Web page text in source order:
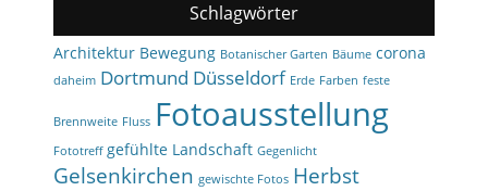
Schlagwörter
Architektur Bewegung Botanischer Garten Bäume corona
daheim Dortmund Düsseldorf Erde Farben feste
Brennweite Fluss Fotoausstellung
Fototreff gefühlte Landschaft Gegenlicht
Gelsenkirchen gewischte Fotos Herbst